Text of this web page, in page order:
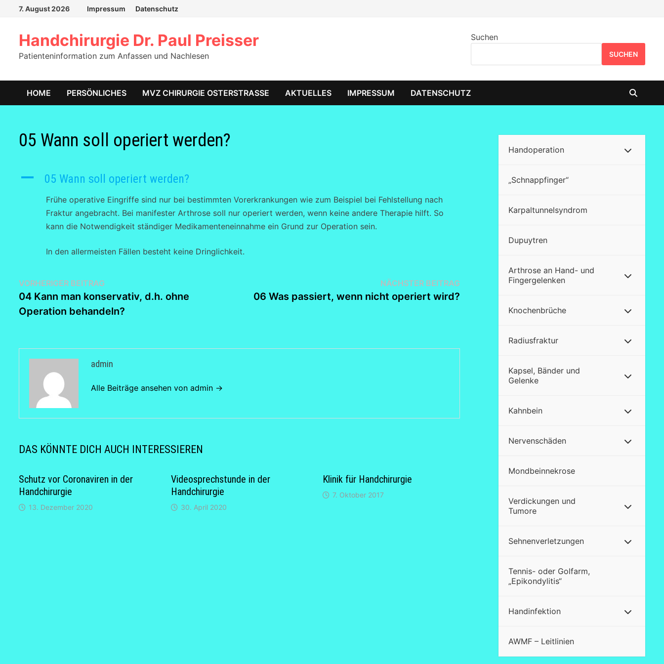
7. August 2026 Impressum Datenschutz
Handchirurgie Dr. Paul Preisser
Patienteninformation zum Anfassen und Nachlesen
Suchen
SUCHEN
HOME PERSÖNLICHES MVZ CHIRURGIE OSTERSTRASSE AKTUELLES IMPRESSUM DATENSCHUTZ
05 Wann soll operiert werden?
A 05 Wann soll operiert werden?
Frühe operative Eingriffe sind nur bei bestimmten Vorerkrankungen wie zum Beispiel bei Fehlstellung nach
Fraktur angebracht. Bei manifester Arthrose soll nur operiert werden, wenn keine andere Therapie hilft. So
kann die Notwendigkeit ständiger Medikamenteneinnahme ein Grund zur Operation sein.
In den allermeisten Fällen besteht keine Dringlichkeit.
Beitragsnavigation
VORHERIGER BEITRAG
Beitrag:
04 Kann man konservativ, d.h. ohne
Operation behandeln?
NÄCHSTER BEITRAGNächster
Beitrag:
06 Was passiert, wenn nicht operiert wird?
admin
Alle Beiträge ansehen von admin →
DAS KÖNNTE DICH AUCH INTERESSIEREN
Schutz vor Coronaviren in der
Handchirurgie
13. Dezember 2020
Videosprechstunde in der
Handchirurgie
30. April 2020
Klinik für Handchirurgie
7. Oktober 2017
Handoperation
„Schnappfinger“
Karpaltunnelsyndrom
Dupuytren
Arthrose an Hand- und
Fingergelenken
Knochenbrüche
Radiusfraktur
Kapsel, Bänder und
Gelenke
Kahnbein
Nervenschäden
Mondbeinnekrose
Verdickungen und
Tumore
Sehnenverletzungen
Tennis- oder Golfarm,
„Epikondylitis“
Handinfektion
AWMF – Leitlinien